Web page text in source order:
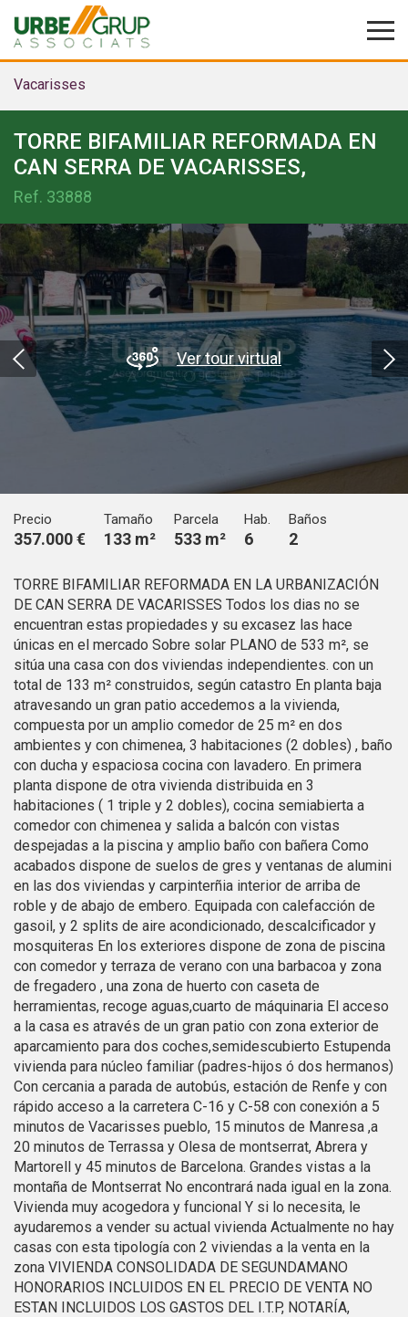
Vacarisses
TORRE BIFAMILIAR REFORMADA EN
CAN SERRA DE VACARISSES,
Ref. 33888
Ver tour virtual
Precio
357.000 €
Tamaño
133 m²
Parcela
533 m²
Hab.
6
Baños
2
TORRE BIFAMILIAR REFORMADA EN LA URBANIZACIÓN
DE CAN SERRA DE VACARISSES Todos los dias no se
encuentran estas propiedades y su excasez las hace
únicas en el mercado Sobre solar PLANO de 533 m², se
sitúa una casa con dos viviendas independientes. con un
total de 133 m² construidos, según catastro En planta baja
atravesando un gran patio accedemos a la vivienda,
compuesta por un amplio comedor de 25 m² en dos
ambientes y con chimenea, 3 habitaciones (2 dobles) , baño
con ducha y espaciosa cocina con lavadero. En primera
planta dispone de otra vivienda distribuida en 3
habitaciones ( 1 triple y 2 dobles), cocina semiabierta a
comedor con chimenea y salida a balcón con vistas
despejadas a la piscina y amplio baño con bañera Como
acabados dispone de suelos de gres y ventanas de alumini
en las dos viviendas y carpinterñia interior de arriba de
roble y de abajo de embero. Equipada con calefacción de
gasoil, y 2 splits de aire acondicionado, descalcificador y
mosquiteras En los exteriores dispone de zona de piscina
con comedor y terraza de verano con una barbacoa y zona
de fregadero , una zona de huerto con caseta de
herramientas, recoge aguas,cuarto de máquinaria El acceso
a la casa es através de un gran patio con zona exterior de
aparcamiento para dos coches,semidescubierto Estupenda
vivienda para núcleo familiar (padres-hijos ó dos hermanos)
Con cercania a parada de autobús, estación de Renfe y con
rápido acceso a la carretera C-16 y C-58 con conexión a 5
minutos de Vacarisses pueblo, 15 minutos de Manresa ,a
20 minutos de Terrassa y Olesa de montserrat, Abrera y
Martorell y 45 minutos de Barcelona. Grandes vistas a la
montaña de Montserrat No encontrará nada igual en la zona.
Vivienda muy acogedora y funcional Y si lo necesita, le
ayudaremos a vender su actual vivienda Actualmente no hay
casas con esta tipología con 2 viviendas a la venta en la
zona VIVIENDA CONSOLIDADA DE SEGUNDAMANO
HONORARIOS INCLUIDOS EN EL PRECIO DE VENTA NO
ESTAN INCLUIDOS LOS GASTOS DEL I.T.P, NOTARÍA,
Modificar cookies
Siempre activas
Este sitio web utiliza Cookies propias para recopilar
información con la finalidad de mejorar nuestros servicios.
Si continua navegando, supone la aceptación de la
impedir que sean instaladas en su disco duro, aunque
deberá tener en cuenta que dicha acción podrá ocasionar
dificultades de navegación de la página web.
Analíticas y personalización
Permiten realizar el seguimiento y análisis del
comportamiento de los usuarios de este sitio web. La
información recogida mediante este tipo de cookies se
utiliza en la medición de la actividad de la web para la
elaboración de perfiles de navegación de los usuarios con
el fin de introducir mejoras en función del análisis de los
datos de uso que hacen los usuarios del servicio. Permiten
guardar la información de preferencia del usuario para
mejorar la calidad de nuestros servicios y para ofrecer una
mejor experiencia a través de productos recomendados.
Marketing y publicidad
Estas cookies son utilizadas para almacenar información
sobre las preferencias y elecciones personales del usuario
a través de la observación continuada de sus hábitos de
navegación. Gracias a ellas, podemos conocer los hábitos
de navegación en el sitio web y mostrar publicidad
relacionada con el perfil de navegación del usuario.